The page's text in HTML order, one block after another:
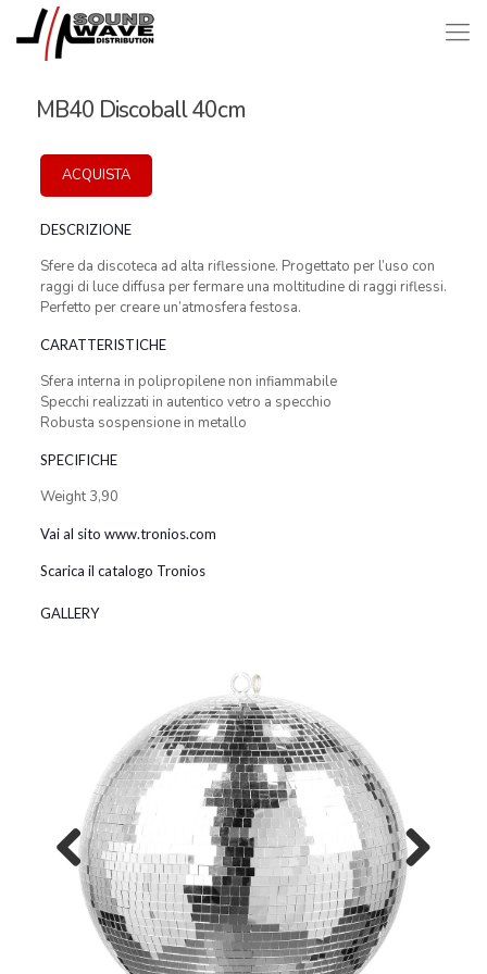
MB40 Discoball 40cm
ACQUISTA
DESCRIZIONE
Sfere da discoteca ad alta riflessione. Progettato per l’uso con
raggi di luce diffusa per fermare una moltitudine di raggi riflessi.
Perfetto per creare un’atmosfera festosa.
CARATTERISTICHE
Sfera interna in polipropilene non infiammabile
Specchi realizzati in autentico vetro a specchio
Robusta sospensione in metallo
SPECIFICHE
Weight 3,90
Vai al sito www.tronios.com
Scarica il catalogo Tronios
GALLERY
Previous Next